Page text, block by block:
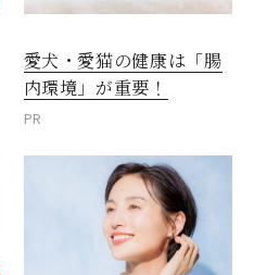
愛犬・愛猫の健康は「腸
内環境」が重要！
PR